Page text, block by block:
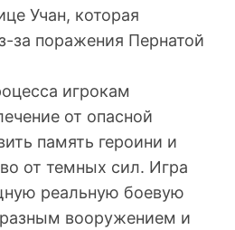
Учан, которая
за поражения Пернатой
игрокам
от опасной
память героини и
от темных сил. Игра
реальную боевую
вооружением и